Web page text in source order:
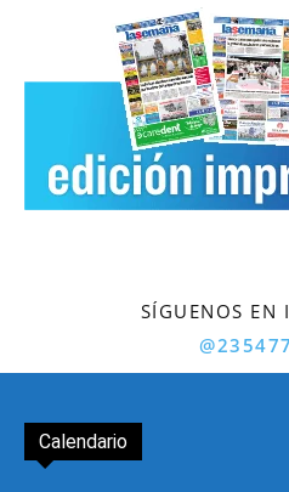
SÍGUENOS EN
Calendario